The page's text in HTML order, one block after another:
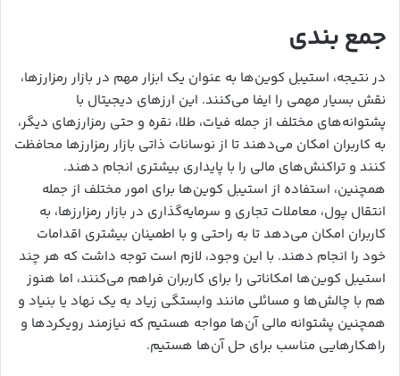
جمع بندی
در نتیجه، استیبل کوین‌ها به عنوان یک ابزار مهم در بازار رمزارزها،
نقش بسیار مهمی را ایفا می‌کنند. این ارزهای دیجیتال با
پشتوانه‌های مختلف از جمله فیات، طلا، نقره و حتی رمزارزهای دیگر،
به کاربران امکان می‌دهند تا از نوسانات ذاتی بازار رمزارزها محافظت
کنند و تراکنش‌های مالی را با پایداری بیشتری انجام دهند.
همچنین، استفاده از استیبل کوین‌ها برای امور مختلف از جمله
انتقال پول، معاملات تجاری و سرمایه‌گذاری در بازار رمزارزها، به
کاربران امکان می‌دهد تا به راحتی و با اطمینان بیشتری اقدامات
خود را انجام دهند. با این وجود، لازم است توجه داشت که هر چند
استیبل کوین‌ها امکاناتی را برای کاربران فراهم می‌کنند، اما هنوز
هم با چالش‌ها و مسائلی مانند وابستگی زیاد به یک نهاد یا بنیاد و
همچنین پشتوانه مالی آن‌ها مواجه هستیم که نیازمند رویکردها و
راهکارهایی مناسب برای حل آن‌ها هستیم.